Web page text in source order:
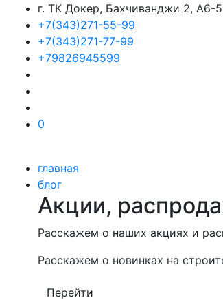
г. ТК Докер, Бахчиванджи 2, А6-
+7(343)271-55-99
+7(343)271-77-99
+79826945599
0
главная
блог
Акции,
Расскажем о наших акциях и
Расскажем о новинках на
Перейти